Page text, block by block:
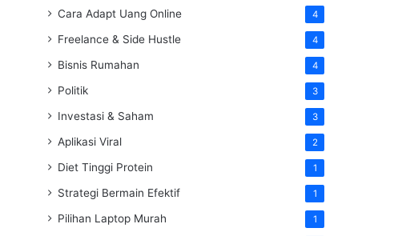
Cara Adapt Uang Online 4
Freelance & Side Hustle 4
Bisnis Rumahan 4
Politik 3
Investasi & Saham 3
Aplikasi Viral 2
Diet Tinggi Protein 1
Strategi Bermain Efektif 1
Pilihan Laptop Murah 1